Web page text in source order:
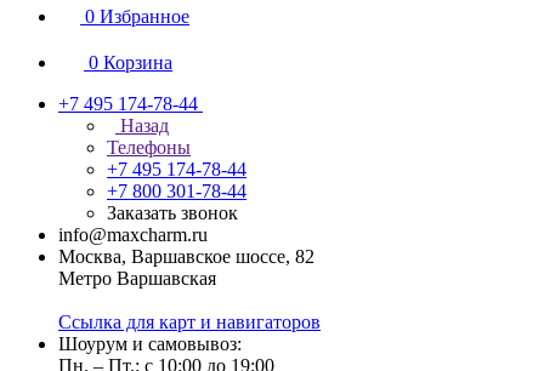
0 Избранное
0 Корзина
+7 495 174-78-44
Назад
Телефоны
+7 495 174-78-44
+7 800 301-78-44
Заказать звонок
info@maxcharm.ru
Москва, Варшавское шоссе, 82
Метро Варшавская
Ссылка для карт и навигаторов
Шоурум и самовывоз:
Пн. – Пт.: с 10:00 до 19:00